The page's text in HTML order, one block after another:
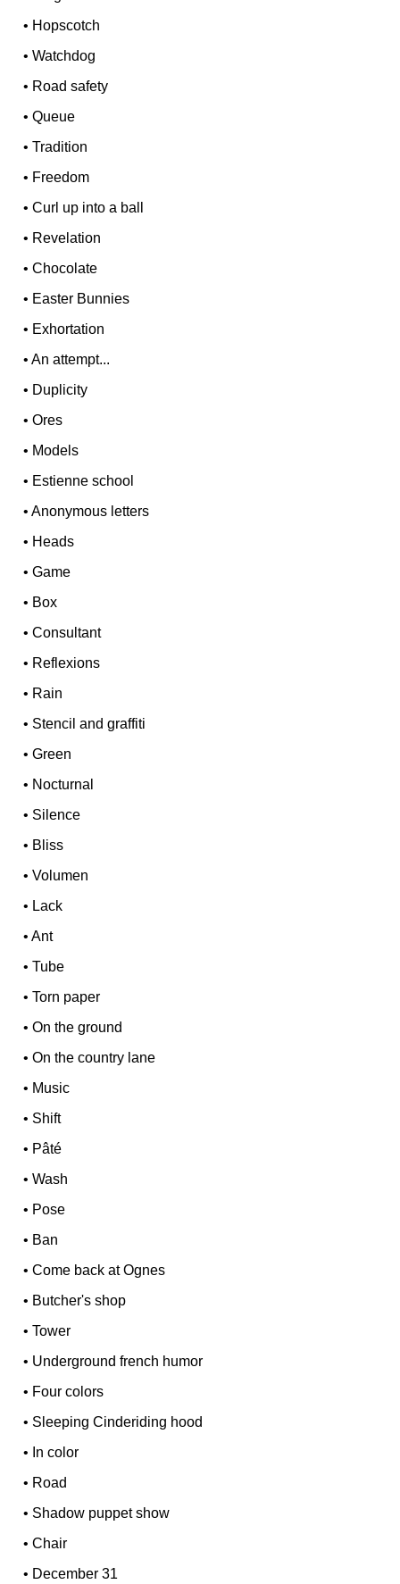
• Hopscotch
•Watchdog
• Road safety
•Queue
•Tradition
• Freedom
•Curl up into a ball
• Revelation
•Chocolate
• Easter Bunnies
• Exhortation
•An attempt...
• Duplicity
•Ores
• Models
• Estienne school
•Anonymous letters
• Heads
•Game
• Box
•Consultant
• Reflexions
• Rain
• Stencil and graffiti
•Green
• Nocturnal
• Silence
• Bliss
•Volumen
• Lack
•Ant
•Tube
•Torn paper
•On the ground
•On the country lane
• Music
• Shift
• Pâté
•Wash
• Pose
• Ban
•Come back at Ognes
• Butcher's shop
•Tower
• Underground french humor
• Four colors
• Sleeping Cinderiding hood
• In color
• Road
• Shadow puppet show
•Chair
• December 31